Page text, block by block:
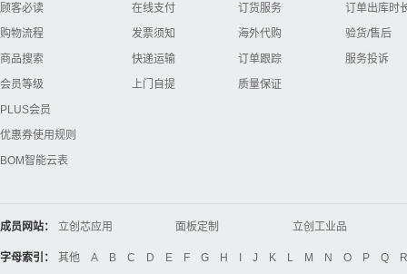
顾客必读
购物流程
商品搜索
会员等级
PLUS会员
优惠券使用规则
BOM智能云表
在线支付
发票须知
快递运输
上门自提
订货服务
海外代购
订单跟踪
质量保证
订单出库时
验货/售后
服务投诉
成员网站： 立创芯应用 面板定制
立创工业品
立创电子设计大赛
立创开源硬件
字母索引： 其他 A B C D E F G H J K L M N O P Q R